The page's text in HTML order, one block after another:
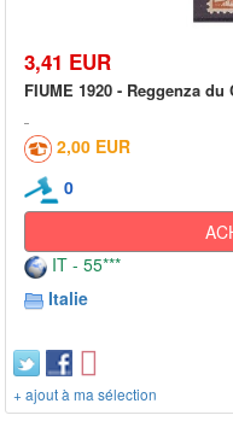
3,41 EUR
FIUME 1920 - Reggenza
2,00 EUR
0
IT - 55***
Italie
+ ajout à ma sélection